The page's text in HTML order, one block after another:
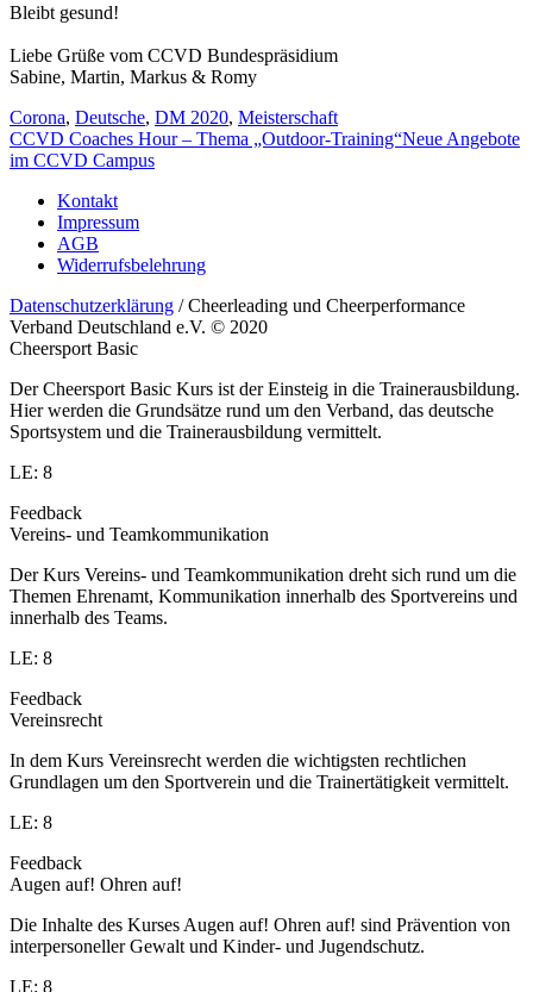
Bleibt gesund!
Liebe Grüße vom CCVD Bundespräsidium
Sabine, Martin, Markus & Romy
Corona, Deutsche, DM 2020, Meisterschaft
CCVD Coaches Hour – Thema „Outdoor-Training“Neue Angebote
im CCVD Campus
Kontakt
Impressum
AGB
Widerrufsbelehrung
Datenschutzerklärung / Cheerleading und Cheerperformance
Verband Deutschland e.V. © 2020
Cheersport Basic
Der Cheersport Basic Kurs ist der Einsteig in die Trainerausbildung.
Hier werden die Grundsätze rund um den Verband, das deutsche
Sportsystem und die Trainerausbildung vermittelt.
LE: 8
Feedback
Vereins- und Teamkommunikation
Der Kurs Vereins- und Teamkommunikation dreht sich rund um die
Themen Ehrenamt, Kommunikation innerhalb des Sportvereins und
innerhalb des Teams.
LE: 8
Feedback
Vereinsrecht
In dem Kurs Vereinsrecht werden die wichtigsten rechtlichen
Grundlagen um den Sportverein und die Trainertätigkeit vermittelt.
LE: 8
Feedback
Augen auf! Ohren auf!
Die Inhalte des Kurses Augen auf! Ohren auf! sind Prävention von
interpersoneller Gewalt und Kinder- und Jugendschutz.
LE: 8